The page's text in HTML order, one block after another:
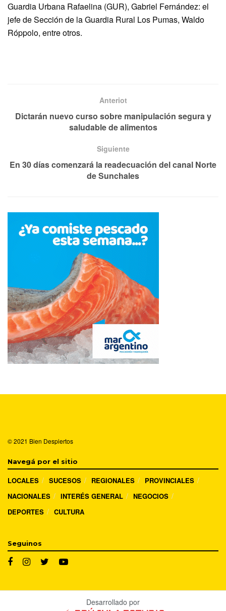
Guardia Urbana Rafaelina (GUR), Gabriel Fernández: el
jefe de Sección de la Guardia Rural Los Pumas, Waldo
Róppolo, entre otros.
Anteriot
Dictarán nuevo curso sobre manipulación segura y
saludable de alimentos
Siguiente
En 30 días comenzará la readecuación del canal Norte
de Sunchales
© 2021 Bien Despiertos
Navegá por el sitio
LOCALES SUCESOS REGIONALES
PROVINCIALES
NACIONALES
INTERÉS GENERAL
NEGOCIOS
DEPORTES
CULTURA
Seguinos
Desarrollado por